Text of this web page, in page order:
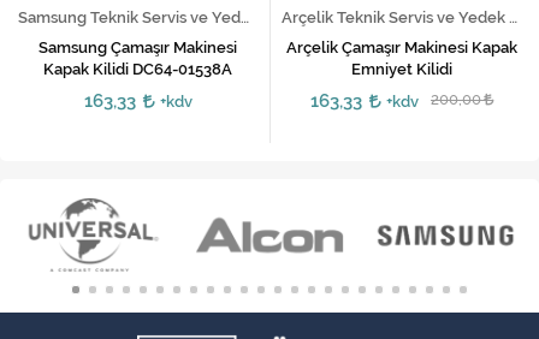
Samsung Teknik Servis ve Yedek Parça Hizmetleri
Samsung Çamaşır Makinesi
Kapak Kilidi DC64-01538A
163,33 +kdv
Arçelik Teknik Servis ve Yedek Parça Hizmetleri
Arçelik Çamaşır Makinesi Kapak
Emniyet Kilidi
163,33 +kdv 200,00